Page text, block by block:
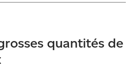
quantités de